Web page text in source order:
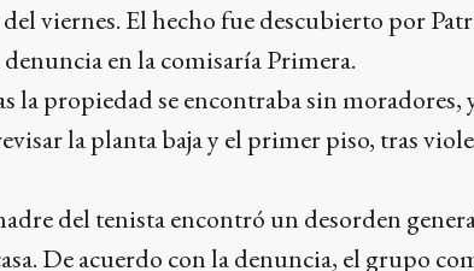
del viernes. El hecho fue descubierto por
en la comisaría Primera.
la propiedad se encontraba sin moradores,
la planta baja y el primer piso, tras
del tenista encontró un desorden
De acuerdo con la denuncia, el grupo